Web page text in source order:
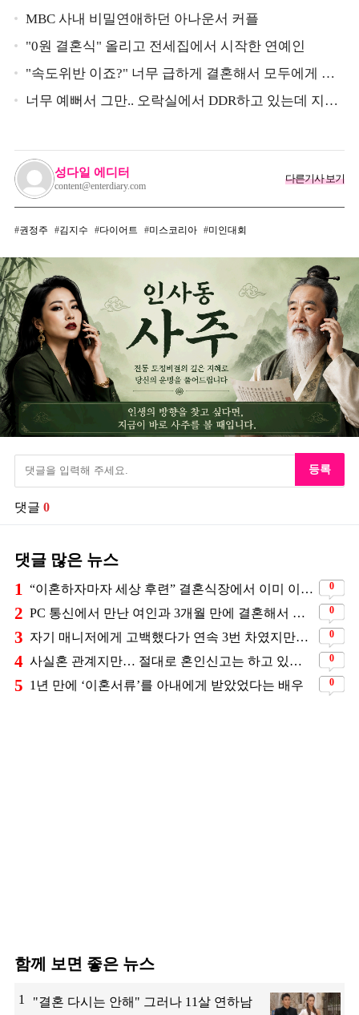
구 했다는 MBC 아나운서
MBC 사내 비밀연애하던 아나운서 커플
"0원 결혼식" 올리고 전세집에서 시작한 연예인
"속도위반 이죠?" 너무 급하게 결혼해서 모두에게 의
심 받았던 스타
너무 예뻐서 그만.. 오락실에서 DDR하고 있는데 지나
성다일 에디터
content@enterdiary.com
다른기사 보기
권정주 김지수 다이어트 미스코리아 미인대회
등록
댓글 0
댓글 많은 뉴스
1 “이혼하자마자 세상 후련” 결혼식장에서 이미 이혼을 직감했었다는 배우 0
2 PC 통신에서 만난 여인과 3개월 만에 결혼해서 잘 살고 있는 배우 0
3 자기 매니저에게 고백했다가 연속 3번 차였지만… 결국 결혼에 성공한 배우 0
4 사실혼 관계지만… 절대로 혼인신고는 하고 있지 않다는 배우 0
5 1년 만에 ‘이혼서류’를 아내에게 받았었다는 배우 0
함께 보면 좋은 뉴스
1
"결혼 다시는 안해" 그러나 11살 연하남